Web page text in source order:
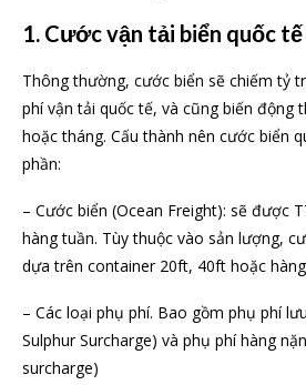
1. Cước vận tải biển quốc tế
Thông thường, cước biển sẽ chiếm tỷ
phí vận tải quốc tế, và cũng biến động
hoặc tháng. Cấu thành nên cước biển
phần:
– Cước biển (Ocean Freight): sẽ được
hàng tuần. Tùy thuộc vào sản lượng,
dựa trên container 20ft, 40ft hoặc
– Các loại phụ phí. Bao gồm phụ phí
Sulphur Surcharge) và phụ phí hàng
surcharge)